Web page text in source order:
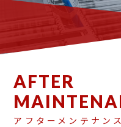
AFTER
アフターメンテナンス